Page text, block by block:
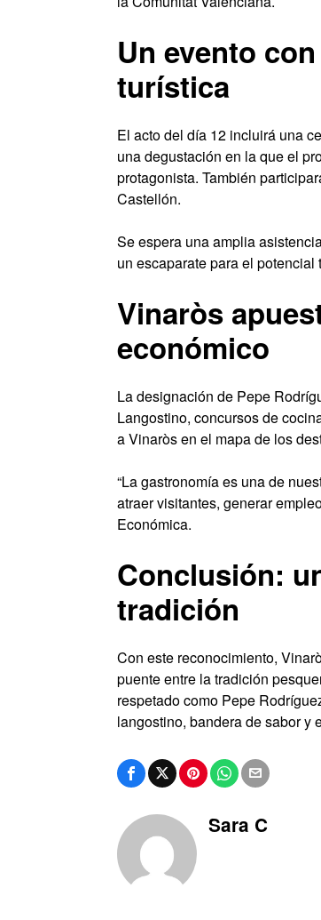
Un evento
turística
El acto del día 12 incluirá una
una degustación en la que el
protagonista. También
Castellón.
Se espera una amplia
un escaparate para el
Vinaròs
económico
La designación de Pepe
Langostino, concursos de
a Vinaròs en el mapa de los
“La gastronomía es una de
atraer visitantes, generar
Económica.
Conclusión:
tradición
Con este reconocimiento,
puente entre la tradición
respetado como Pepe
langostino, bandera de sabor y
Sara C